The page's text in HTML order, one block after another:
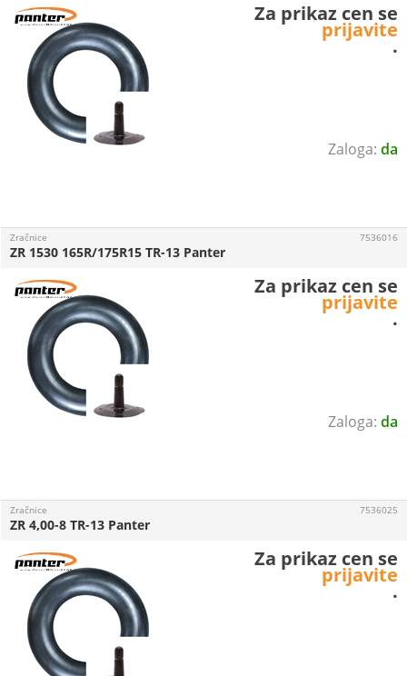
da
Za prikaz cen se
prijavite
.
da
Zračnice
ZR 1530 165R/175R15 TR-13 Panter
7536016
Za prikaz cen se
prijavite
.
Zračnice
ZR 4,00-8 TR-13 Panter
7536025
Za prikaz cen se
prijavite
.